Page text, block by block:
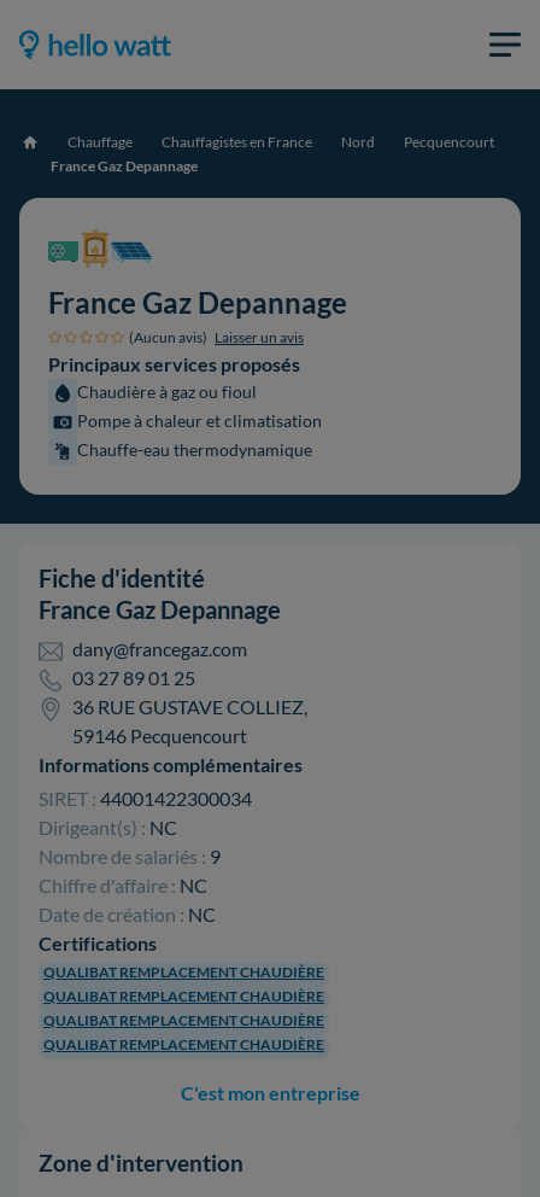
Accueil Chauffage Chauffagistes en France Nord
Pecquencourt
France Gaz Depannage
France Gaz Depannage
(Aucun avis) Laisser un avis
Principaux services proposés
Chaudière à gaz ou fioul
Pompe à chaleur et climatisation
Chauffe-eau thermodynamique
Fiche d'identité
France Gaz Depannage
dany@francegaz.com
03 27 89 01 25
36 RUE GUSTAVE COLLIEZ,
59146 Pecquencourt
Informations complémentaires
SIRET : 44001422300034
Dirigeant(s) : NC
Nombre de salariés : 9
Chiffre d'affaire : NC
Date de création : NC
Certifications
QUALIBAT REMPLACEMENT CHAUDIÈRE
QUALIBAT REMPLACEMENT CHAUDIÈRE
QUALIBAT REMPLACEMENT CHAUDIÈRE
QUALIBAT REMPLACEMENT CHAUDIÈRE
C'est mon entreprise
Zone d'intervention